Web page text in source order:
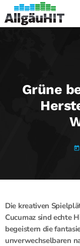
Grüne
today
Die kreativen
Cucumaz sind echte
begeistern die
unverwechselbaren